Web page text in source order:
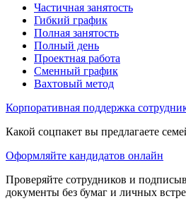
Частичная занятость
Гибкий график
Полная занятость
Полный день
Проектная работа
Сменный график
Вахтовый метод
Корпоративная поддержка
Какой соцпакет вы предлагаете
Оформляйте кандидатов онлайн
Проверяйте сотрудников и
документы без бумаг и личных